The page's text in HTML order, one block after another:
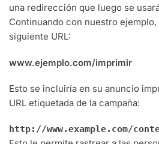
una redirección que luego se
Continuando con nuestro
siguiente URL:
www.ejemplo.com/imprimir
Esto se incluiría en su anuncio
URL etiquetada de la campaña:
http://www.example.com/